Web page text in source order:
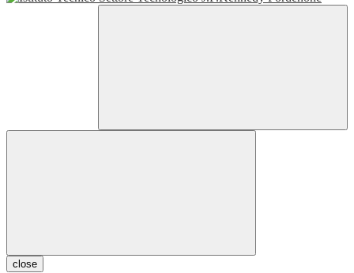
close